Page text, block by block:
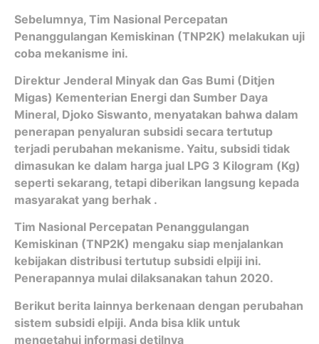
Sebelumnya, Tim Nasional Percepatan
Penanggulangan Kemiskinan (TNP2K) melakukan uji
coba mekanisme ini.
Direktur Jenderal Minyak dan Gas Bumi (Ditjen
Migas) Kementerian Energi dan Sumber Daya
Mineral, Djoko Siswanto, menyatakan bahwa dalam
penerapan penyaluran subsidi secara tertutup
terjadi perubahan mekanisme. Yaitu, subsidi tidak
dimasukan ke dalam harga jual LPG 3 Kilogram (Kg)
seperti sekarang, tetapi diberikan langsung kepada
masyarakat yang berhak .
Tim Nasional Percepatan Penanggulangan
Kemiskinan (TNP2K) mengaku siap menjalankan
kebijakan distribusi tertutup subsidi elpiji ini.
Penerapannya mulai dilaksanakan tahun 2020.
Berikut berita lainnya berkenaan dengan perubahan
sistem subsidi elpiji. Anda bisa klik untuk
mengetahui informasi detilnya